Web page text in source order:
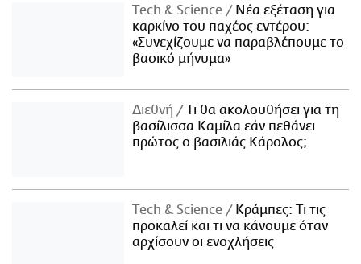
Τech & Science
Νέα εξέταση για
καρκίνο του παχέος εντέρου:
«Συνεχίζουμε να παραβλέπουμε το
βασικό μήνυμα»
Διεθνή
Τι θα ακολουθήσει για τη
βασίλισσα Καμίλα εάν πεθάνει
πρώτος ο βασιλιάς Κάρολος;
Τech & Science
Κράμπες: Τι τις
προκαλεί και τι να κάνουμε όταν
αρχίσουν οι ενοχλήσεις